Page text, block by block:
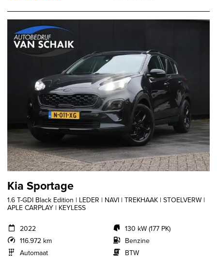
Kia Sportage
1.6 T-GDI Black Edition | LEDER | NAVI | TREKHAAK | STOELVERW |
APLE CARPLAY | KEYLESS
2022
116.972 km
Automaat
130 kW (177 PK)
Benzine
BTW